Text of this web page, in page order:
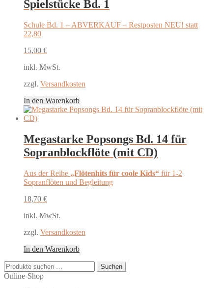
Spielstücke Bd. 1
Schule Bd. 1 – ABVERKAUF – Restposten NEU! statt
22,80
15,00 €
inkl. MwSt.
zzgl. Versandkosten
In den Warenkorb
Megastarke Popsongs Bd. 14 für
Sopranblockflöte (mit CD)
Aus der Reihe „Flötenhits für coole Kids“ für 1-2
Sopranflöten und Begleitung
18,70 €
inkl. MwSt.
zzgl. Versandkosten
In den Warenkorb
Suchen
nach:
Suchen
Online-Shop